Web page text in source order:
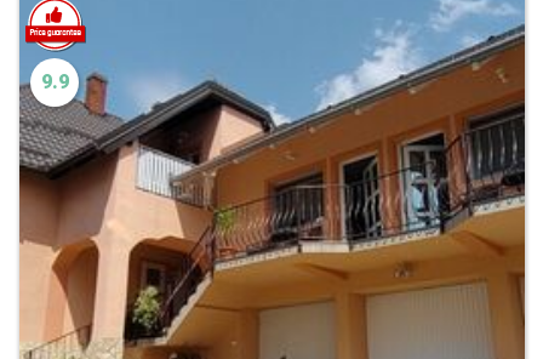
9.9